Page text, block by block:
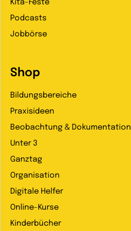
Kita-Feste
Podcasts
Jobbörse
Shop
Bildungsbereiche
Praxisideen
Beobachtung & Dokumentation
Unter 3
Ganztag
Organisation
Digitale Helfer
Online-Kurse
Kinderbücher